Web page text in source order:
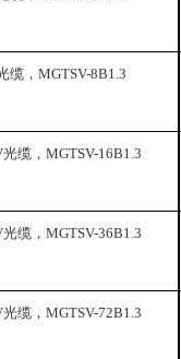
缆，MGTSV-8B1.3
缆，MGTSV-16B1.3
缆，MGTSV-36B1.3
缆，MGTSV-72B1.3